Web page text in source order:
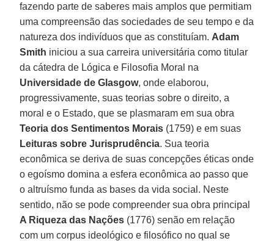
fazendo parte de saberes mais amplos que permitiam
uma compreensão das sociedades de seu tempo e da
natureza dos indivíduos que as constituíam. Adam
Smith iniciou a sua carreira universitária como titular
da cátedra de Lógica e Filosofia Moral na
Universidade de Glasgow, onde elaborou,
progressivamente, suas teorias sobre o direito, a
moral e o Estado, que se plasmaram em sua obra
Teoria dos Sentimentos Morais (1759) e em suas
Leituras sobre Jurisprudência. Sua teoria
econômica se deriva de suas concepções éticas onde
o egoísmo domina a esfera econômica ao passo que
o altruísmo funda as bases da vida social. Neste
sentido, não se pode compreender sua obra principal
A Riqueza das Nações (1776) senão em relação
com um corpus ideológico e filosófico no qual se